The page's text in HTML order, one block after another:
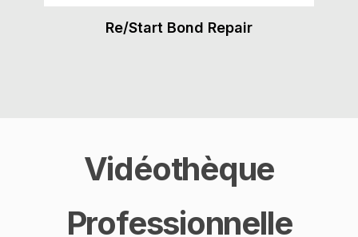
Re/Start Bond Repair
Vidéothèque
Professionnelle